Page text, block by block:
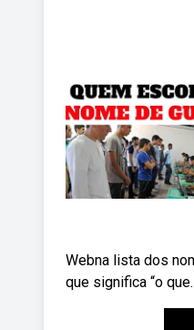
Webna lista dos
que significa “o que.